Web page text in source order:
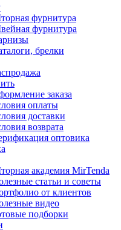
фурнитура
фурнитура
брелки
заказа
оплаты
доставки
возврата
оптовика
академия MirTenda
статьи и советы
от клиентов
видео
подборки